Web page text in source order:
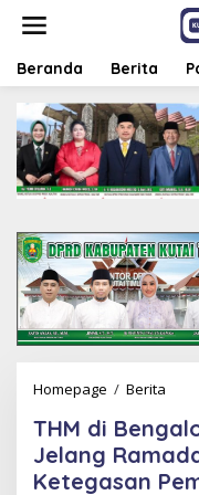
t
Beranda Berita
Homepage / Berita
M
d
i
B
THM di
Jelang
Ketegasan